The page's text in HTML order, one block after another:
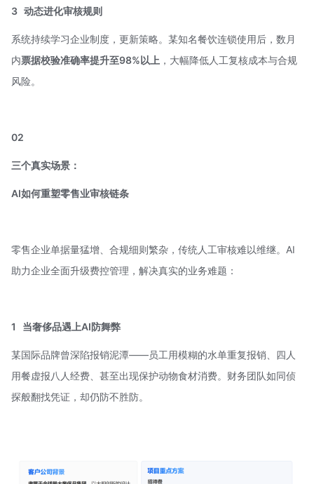
3 动态进化审核规则
系统持续学习企业制度，更新策略。某知名餐饮连锁使用后，数月
内票据校验准确率提升至98%以上 ，大幅降低人工复核成本与合规
风险。
02
三个真实场景：
AI如何重塑零售业审核链条
零售企业单据量猛增、合规细则繁杂，传统人工审核难以维继。AI
助力企业全面升级费控管理，解决真实的业务难题：
1 当奢侈品遇上AI防舞弊
某国际品牌曾深陷报销泥潭——员工用模糊的水单重复报销、四人
用餐虚报八人经费、甚至出现保护动物食材消费。财务团队如同侦
探般翻找凭证，却仍防不胜防。